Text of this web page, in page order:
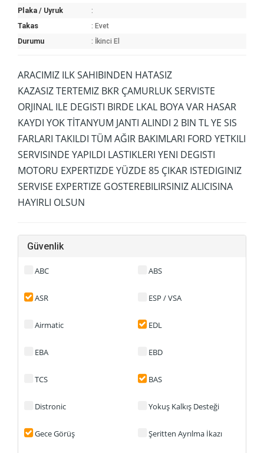
Plaka / Uyruk
:
Takas
: Evet
Durumu
: İkinci El
ARACIMIZ ILK SAHIBINDEN HATASIZ
KAZASIZ TERTEMIZ BKR ÇAMURLUK SERVISTE
ORJINAL ILE DEGISTI BIRDE LKAL BOYA VAR HASAR
KAYDI YOK TİTANYUM JANTI ALINDI 2 BIN TL YE SIS
FARLARI TAKILDI TÜM AĞIR BAKIMLARI FORD YETKILI
SERVISINDE YAPILDI LASTIKLERI YENI DEGISTI
MOTORU EXPERTIZDE YÜZDE 85 ÇIKAR ISTEDIGINIZ
SERVISE EXPERTIZE GOSTEREBILIRSINIZ ALICISINA
HAYIRLI OLSUN
Güvenlik
ABC ABS
ASR ESP / VSA
Airmatic EDL
EBA EBD
TCS BAS
Distronic Yokuş Kalkış Desteği
Gece Görüş Şeritten Ayrılma İkazı